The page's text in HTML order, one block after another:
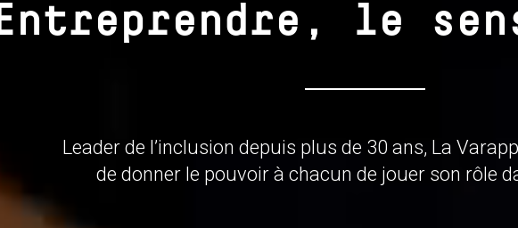
Entreprendre, le
Leader de l’inclusion depuis plus de 30 ans, La
de donner le pouvoir à chacun de jouer son rôle